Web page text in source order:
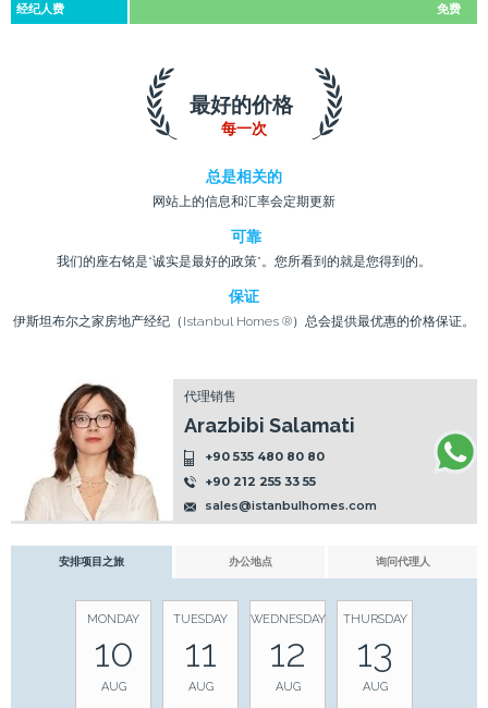
经纪人费 免费
每一次
最好的价格
总是相关的
网站上的信息和汇率会定期更新
可靠
我们的座右铭是“诚实是最好的政策”。您所看到的就是您得到的。
保证
伊斯坦布尔之家房地产经纪（Istanbul Homes ®）总会提供最优惠的价格保证。
代理销售
Arazbibi Salamati
+90 535 480 80 80
+90 212 255 33 55
sales@istanbulhomes.com
安排项目之旅 办公地点 询问代理人
MONDAY
10
AUG
TUESDAY
11
AUG
WEDNESDAY
12
AUG
THURSDAY
13
AUG